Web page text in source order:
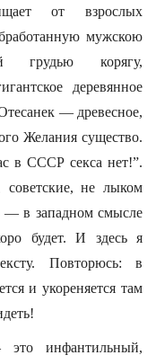
от взрослых
мужскою
грудью корягу,
деревянное
— древесное,
Желания существо.
в СССР секса нет!”.
не лыком
— в западном смысле
будет. И здесь я
Повторюсь: в
и укореняется там
инфантильный,